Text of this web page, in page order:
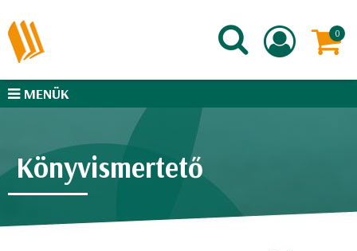
MENÜK
Könyvismertető